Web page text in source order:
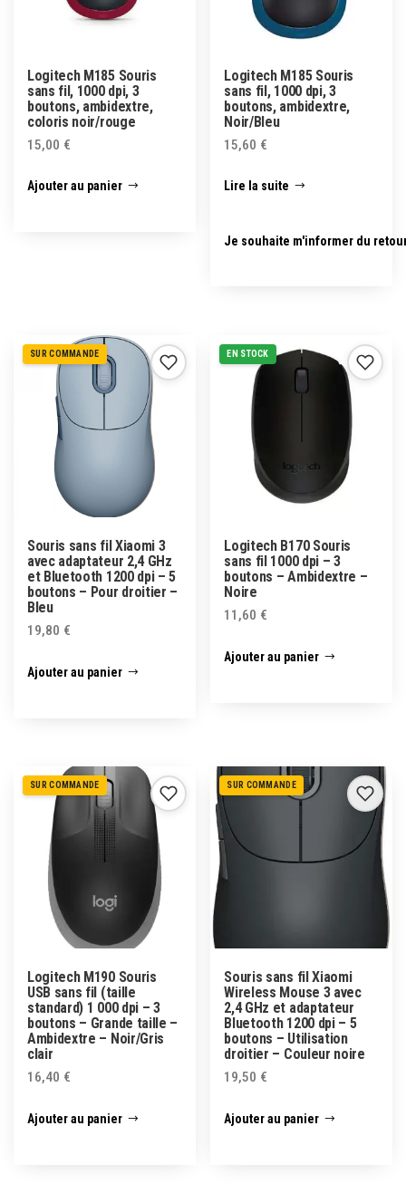
Logitech M185 Souris
sans fil, 1000 dpi, 3
boutons, ambidextre,
coloris noir/rouge
15,00 €
Ajouter au panier
Logitech M185 Souris
sans fil, 1000 dpi, 3
boutons, ambidextre,
Noir/Bleu
15,60 €
Lire la suite
Je souhaite m'informer du
SUR COMMANDE
Souris sans fil Xiaomi 3
avec adaptateur 2,4 GHz
et Bluetooth 1200 dpi – 5
boutons – Pour droitier –
Bleu
19,80 €
Ajouter au panier
EN STOCK
Logitech B170 Souris
sans fil 1000 dpi – 3
boutons – Ambidextre –
Noire
11,60 €
Ajouter au panier
SUR COMMANDE
Logitech M190 Souris
USB sans fil (taille
standard) 1 000 dpi – 3
boutons – Grande taille –
Ambidextre – Noir/Gris
clair
16,40 €
Ajouter au panier
SUR COMMANDE
Souris sans fil Xiaomi
Wireless Mouse 3 avec
2,4 GHz et adaptateur
Bluetooth 1200 dpi – 5
boutons – Utilisation
droitier – Couleur noire
19,50 €
Ajouter au panier